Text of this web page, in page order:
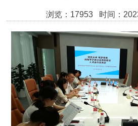
浏览：17953 时间：